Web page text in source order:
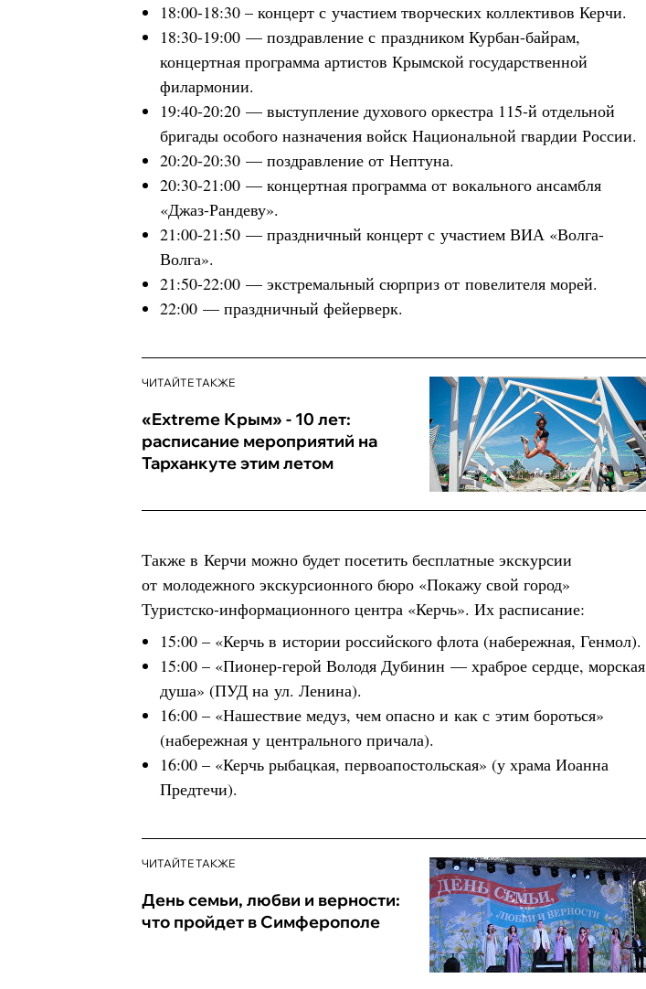
18:00-18:30 – концерт с участием творческих коллективов Керчи.
18:30-19:00 — поздравление с праздником Курбан-байрам,
концертная программа артистов Крымской государственной
филармонии.
19:40-20:20 — выступление духового оркестра 115-й отдельной
бригады особого назначения войск Национальной гвардии России.
20:20-20:30 — поздравление от Нептуна.
20:30-21:00 — концертная программа от вокального ансамбля
«Джаз-Рандеву».
21:00-21:50 — праздничный концерт с участием ВИА «Волга-
Волга».
21:50-22:00 — экстремальный сюрприз от повелителя морей.
22:00 — праздничный фейерверк.
ЧИТАЙТЕ ТАКЖЕ
«Extreme Крым» - 10 лет:
расписание мероприятий на
Тарханкуте этим летом
Также в Керчи можно будет посетить бесплатные экскурсии
от молодежного экскурсионного бюро «Покажу свой город»
Туристско-информационного центра «Керчь». Их расписание:
15:00 – «Керчь в истории российского флота (набережная, Генмол).
15:00 – «Пионер-герой Володя Дубинин — храброе сердце, морская
душа» (ПУД на ул. Ленина).
16:00 – «Нашествие медуз, чем опасно и как с этим бороться»
(набережная у центрального причала).
16:00 – «Керчь рыбацкая, первоапостольская» (у храма Иоанна
Предтечи).
ЧИТАЙТЕ ТАКЖЕ
День семьи, любви и верности:
что пройдет в Симферополе